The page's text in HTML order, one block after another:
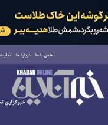
تماس با ما درباره ما
پنجشنبه ۱۵ مرداد ۱۴۰۵